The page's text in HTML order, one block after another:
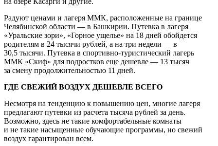
Радуют ценами и лагеря ММК, расположенные на границе
Челябинской области — в Башкирии. Путевка в лагеря
«Уральские зори», «Горное ущелье» на 18 дней обойдется
родителям в 24 тысячи рублей, а на три недели — в
30,5 тысячи. Путевка в спортивно-туристический лагерь
ММК «Скиф» для подростков еще дешевле — 13 тысяч
за смену продолжительностью 11 дней.
ГДЕ СВЕЖИЙ ВОЗДУХ ДЕШЕВЛЕ ВСЕГО
Несмотря на тенденцию к повышению цен, многие лагеря
предлагают путевки из расчета тысяча рублей за день.
Возможно, здесь не такие комфортабельные комнаты
и не такие насыщенные обучающие программы, но свежий
воздух гарантирован всем.